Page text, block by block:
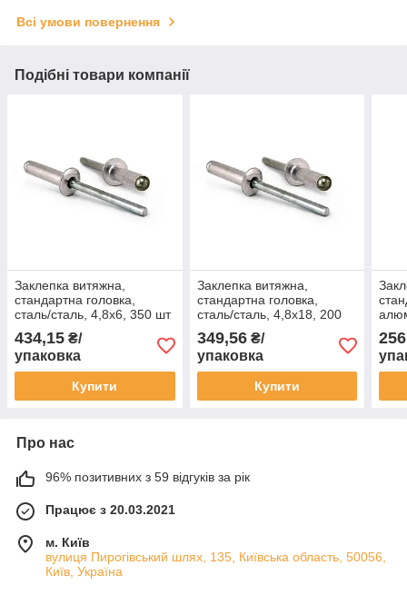
Всі умови повернення
Подібні товари компанії
Заклепка витяжна,
стандартна головка,
сталь/сталь, 4,8x6, 350 шт
434,15 ₴/
упаковка
Купити
Заклепка витяжна,
стандартна головка,
сталь/сталь, 4,8x18, 200
349,56₴/
упаковка
Купити
Про нас
96% позитивних з 59 відгуків за рік
Працює з 20.03.2021
м. Київ
вулиця Пирогівський шлях, 135, Київська область, 50056,
Київ, Україна